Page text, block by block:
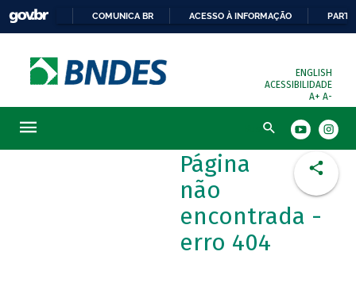
COMUNICA BR ACESSO À INFORMAÇÃO
ENGLISH
ACESSIBILIDADE
A+ A-
Busca
Página
não
encontrada -
erro 404